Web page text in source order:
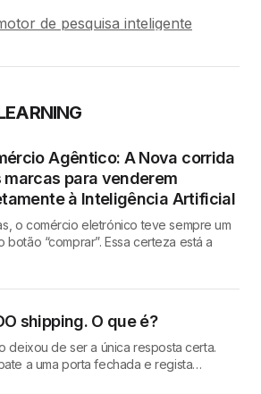
Agêntico: A Nova corrida
marcas para venderem
à Inteligência Artificial
o comércio eletrónico teve sempre um
botão “comprar”. Essa certeza está a
shipping. O que é?
deixou de ser a única resposta certa.
a uma porta fechada e regista…